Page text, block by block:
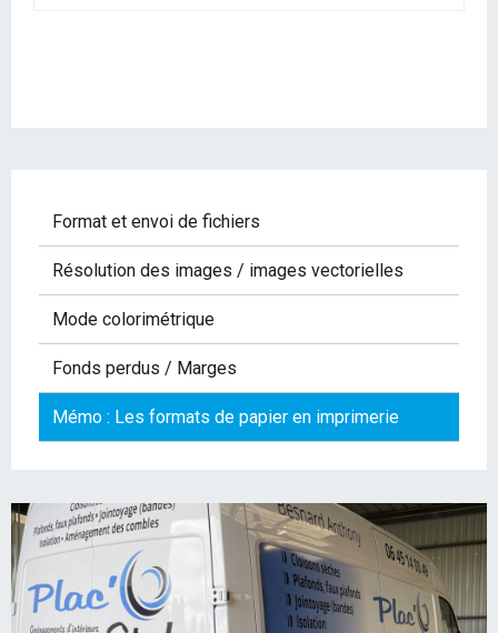
Format et envoi de fichiers
Résolution des images / images vectorielles
Mode colorimétrique
Fonds perdus / Marges
Mémo : Les formats de papier en imprimerie